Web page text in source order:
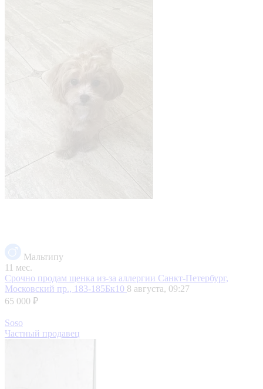
Мальтипу
11 мес.
Срочно продам щенка из-за аллергии Санкт-Петербург,
Московский пр., 183-185Бк10 8 августа, 09:27
65 000 ₽
Soso
Частный продавец